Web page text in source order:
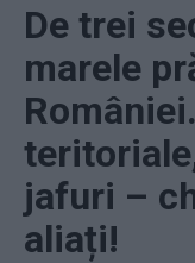
De trei
marele
jafuri –
aliați!